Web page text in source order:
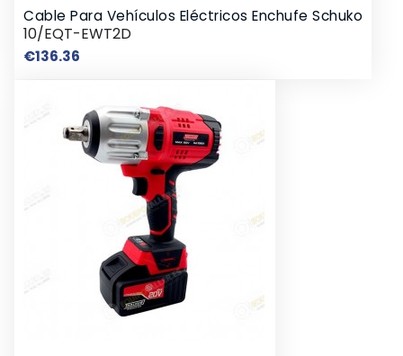
Cable Para Vehículos Eléctricos Enchufe Schuko
10/EQT-EWT2D
€136.36